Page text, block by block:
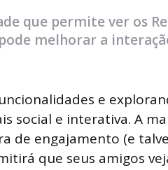
que permite ver os
melhorar a
e
social e interativa. A
de engajamento (e
que seus amigos